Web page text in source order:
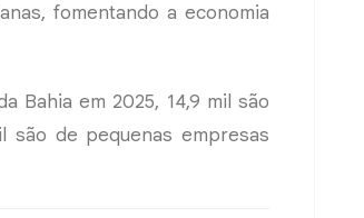
fomentando a economia
Bahia em 2025, 14,9 mil são
são de pequenas empresas